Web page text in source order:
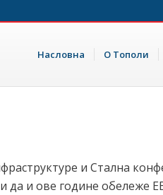
Насловна О Тополи
и Стална
да и ове године